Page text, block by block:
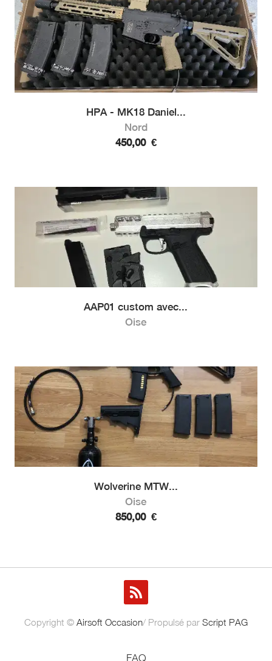
HPA - MK18 Daniel...
Nord
450,00 €
AAP01 custom avec...
Oise
Wolverine MTW...
Oise
850,00 €
Copyright © Airsoft Occasion/ Propulsé par Script PAG
FAQ